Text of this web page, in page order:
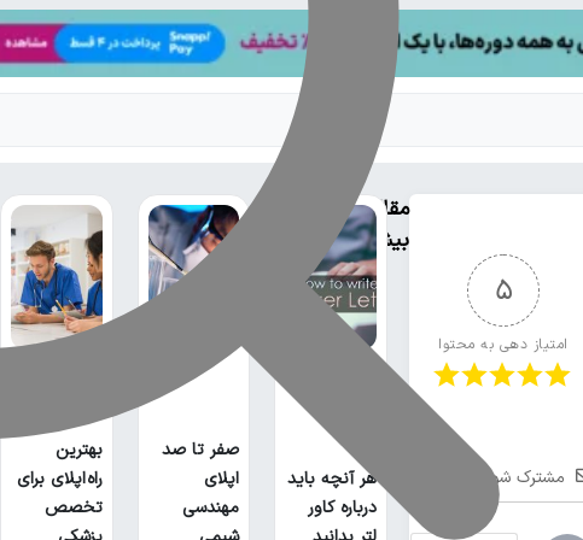
5
امتیاز دهی به محتوا
مشترک شوید
مقالات
بیشتر
هر آنچه باید
درباره کاور
صفر تا صد
اپلای
مهندسی
بهترین
راه اپلای برای
تخصص